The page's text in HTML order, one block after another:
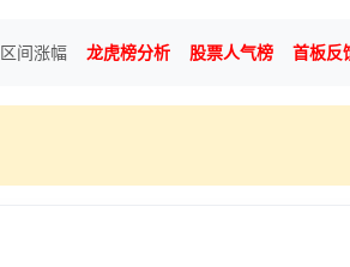
区间涨幅 龙虎榜分析 股票人气榜 首板反